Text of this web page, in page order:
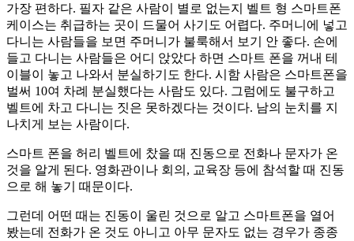
가장 편하다. 필자 같은 사람이 별로 없는지 벨트 형 스마트폰
케이스는 취급하는 곳이 드물어 사기도 어렵다. 주머니에 넣고
다니는 사람들을 보면 주머니가 불룩해서 보기 안 좋다. 손에
들고 다니는 사람들은 어디 앉았다 하면 스마트 폰을 꺼내 테
이블이 놓고 나와서 분실하기도 한다. 시함 사람은 스마트폰을
벌써 10여 차례 분실했다는 사람도 있다. 그럼에도 불구하고
벨트에 차고 다니는 짓은 못하겠다는 것이다. 남의 눈치를 지
나치게 보는 사람이다.
스마트 폰을 허리 벨트에 찼을 때 진동으로 전화나 문자가 온
것을 알게 된다. 영화관이나 회의, 교육장 등에 참석할 때 진동
으로 해 놓기 때문이다.
그런데 어떤 때는 진동이 울린 것으로 알고 스마트폰을 열어
봤는데 전화가 온 것도 아니고 아무 문자도 없는 경우가 종종